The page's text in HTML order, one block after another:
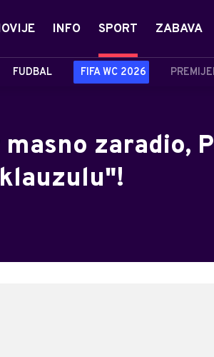
INFO SPORT
FUDBAL FIFA WC 2026
ZABAVA
masno zaradio,